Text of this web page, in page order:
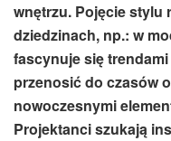
wnętrzu. Pojęcie stylu
dziedzinach, np.: w
fascynuje się
przenosić do czasów
nowoczesnymi
Projektanci szukają